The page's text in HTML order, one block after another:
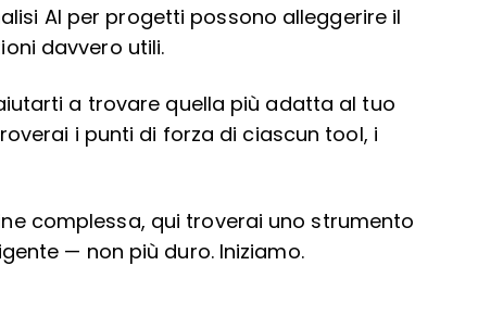
AI per progetti possono alleggerire il
davvero utili.
a trovare quella più adatta al tuo
i punti di forza di ciascun tool, i
complessa, qui troverai uno strumento
— non più duro. Iniziamo.